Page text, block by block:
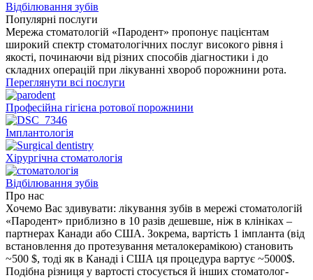
Відбілювання зубів
Популярні послуги
Мережа стоматологій «Пародент» пропонує пацієнтам
широкий спектр стоматологічних послуг високого рівня і
якості, починаючи від різних способів діагностики і до
складних операцій при лікуванні хвороб порожнини рота.
Переглянути всі послуги
Професійна гігієна ротової порожнини
Імплантологія
Хірургічна стоматологія
Відбілювання зубів
Про нас
Хочемо Вас здивувати:­ лікування зубів в мережі стоматологій
«Пародент» приблизно в 10 разів дешевше, ніж в клініках –
партнерах Канади або США. Зокрема, вартість 1 імпланта (від
встановлення до протезування металокерамікою) становить
~500 $, тоді як в Канаді і США ця процедура вартує ~5000$.
Подібна різниця у вартості стосується­ й інших стоматолог­